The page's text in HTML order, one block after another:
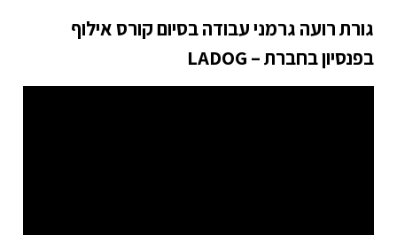
גורת רועה גרמני עבודה בסיום קורס אילוף
בפנסיון בחברת – LADOG